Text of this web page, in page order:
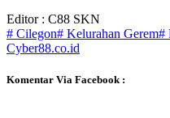
Editor : C88 SKN
# Cilegon# Kelurahan Gerem#
Cyber88.co.id
Komentar Via Facebook :